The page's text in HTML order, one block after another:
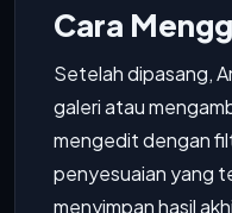
Cara
Setelah dipasang,
galeri atau
mengedit dengan
penyesuaian yang
menyimpan hasil